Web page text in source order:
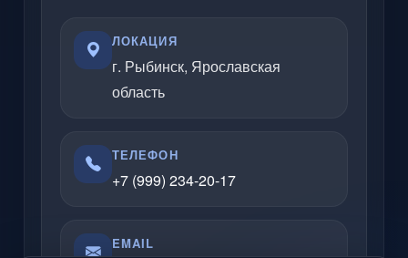
ЛОКАЦИЯ
г. Рыбинск, Ярославская
область
ТЕЛЕФОН
+7 (999) 234-20-17
EMAIL